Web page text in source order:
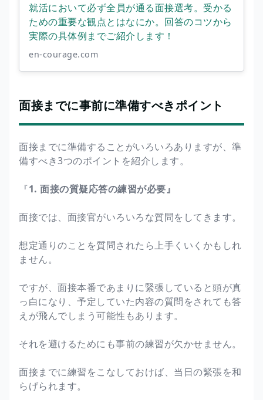
就活において必ず全員が通る面接選考。受かる
ための重要な観点とはなにか。回答のコツから
実際の具体例までご紹介します！
en-courage.com
面接までに事前に準備すべきポイント
面接までに準備することがいろいろありますが、準
備すべき3つのポイントを紹介します。
『1. 面接の質疑応答の練習が必要』
面接では、面接官がいろいろな質問をしてきます。
想定通りのことを質問されたら上手くいくかもしれ
ません。
ですが、面接本番であまりに緊張していると頭が真
っ白になり、予定していた内容の質問をされても答
えが飛んでしまう可能性もあります。
それを避けるためにも事前の練習が欠かせません。
面接までに練習をこなしておけば、当日の緊張を和
らげられます。